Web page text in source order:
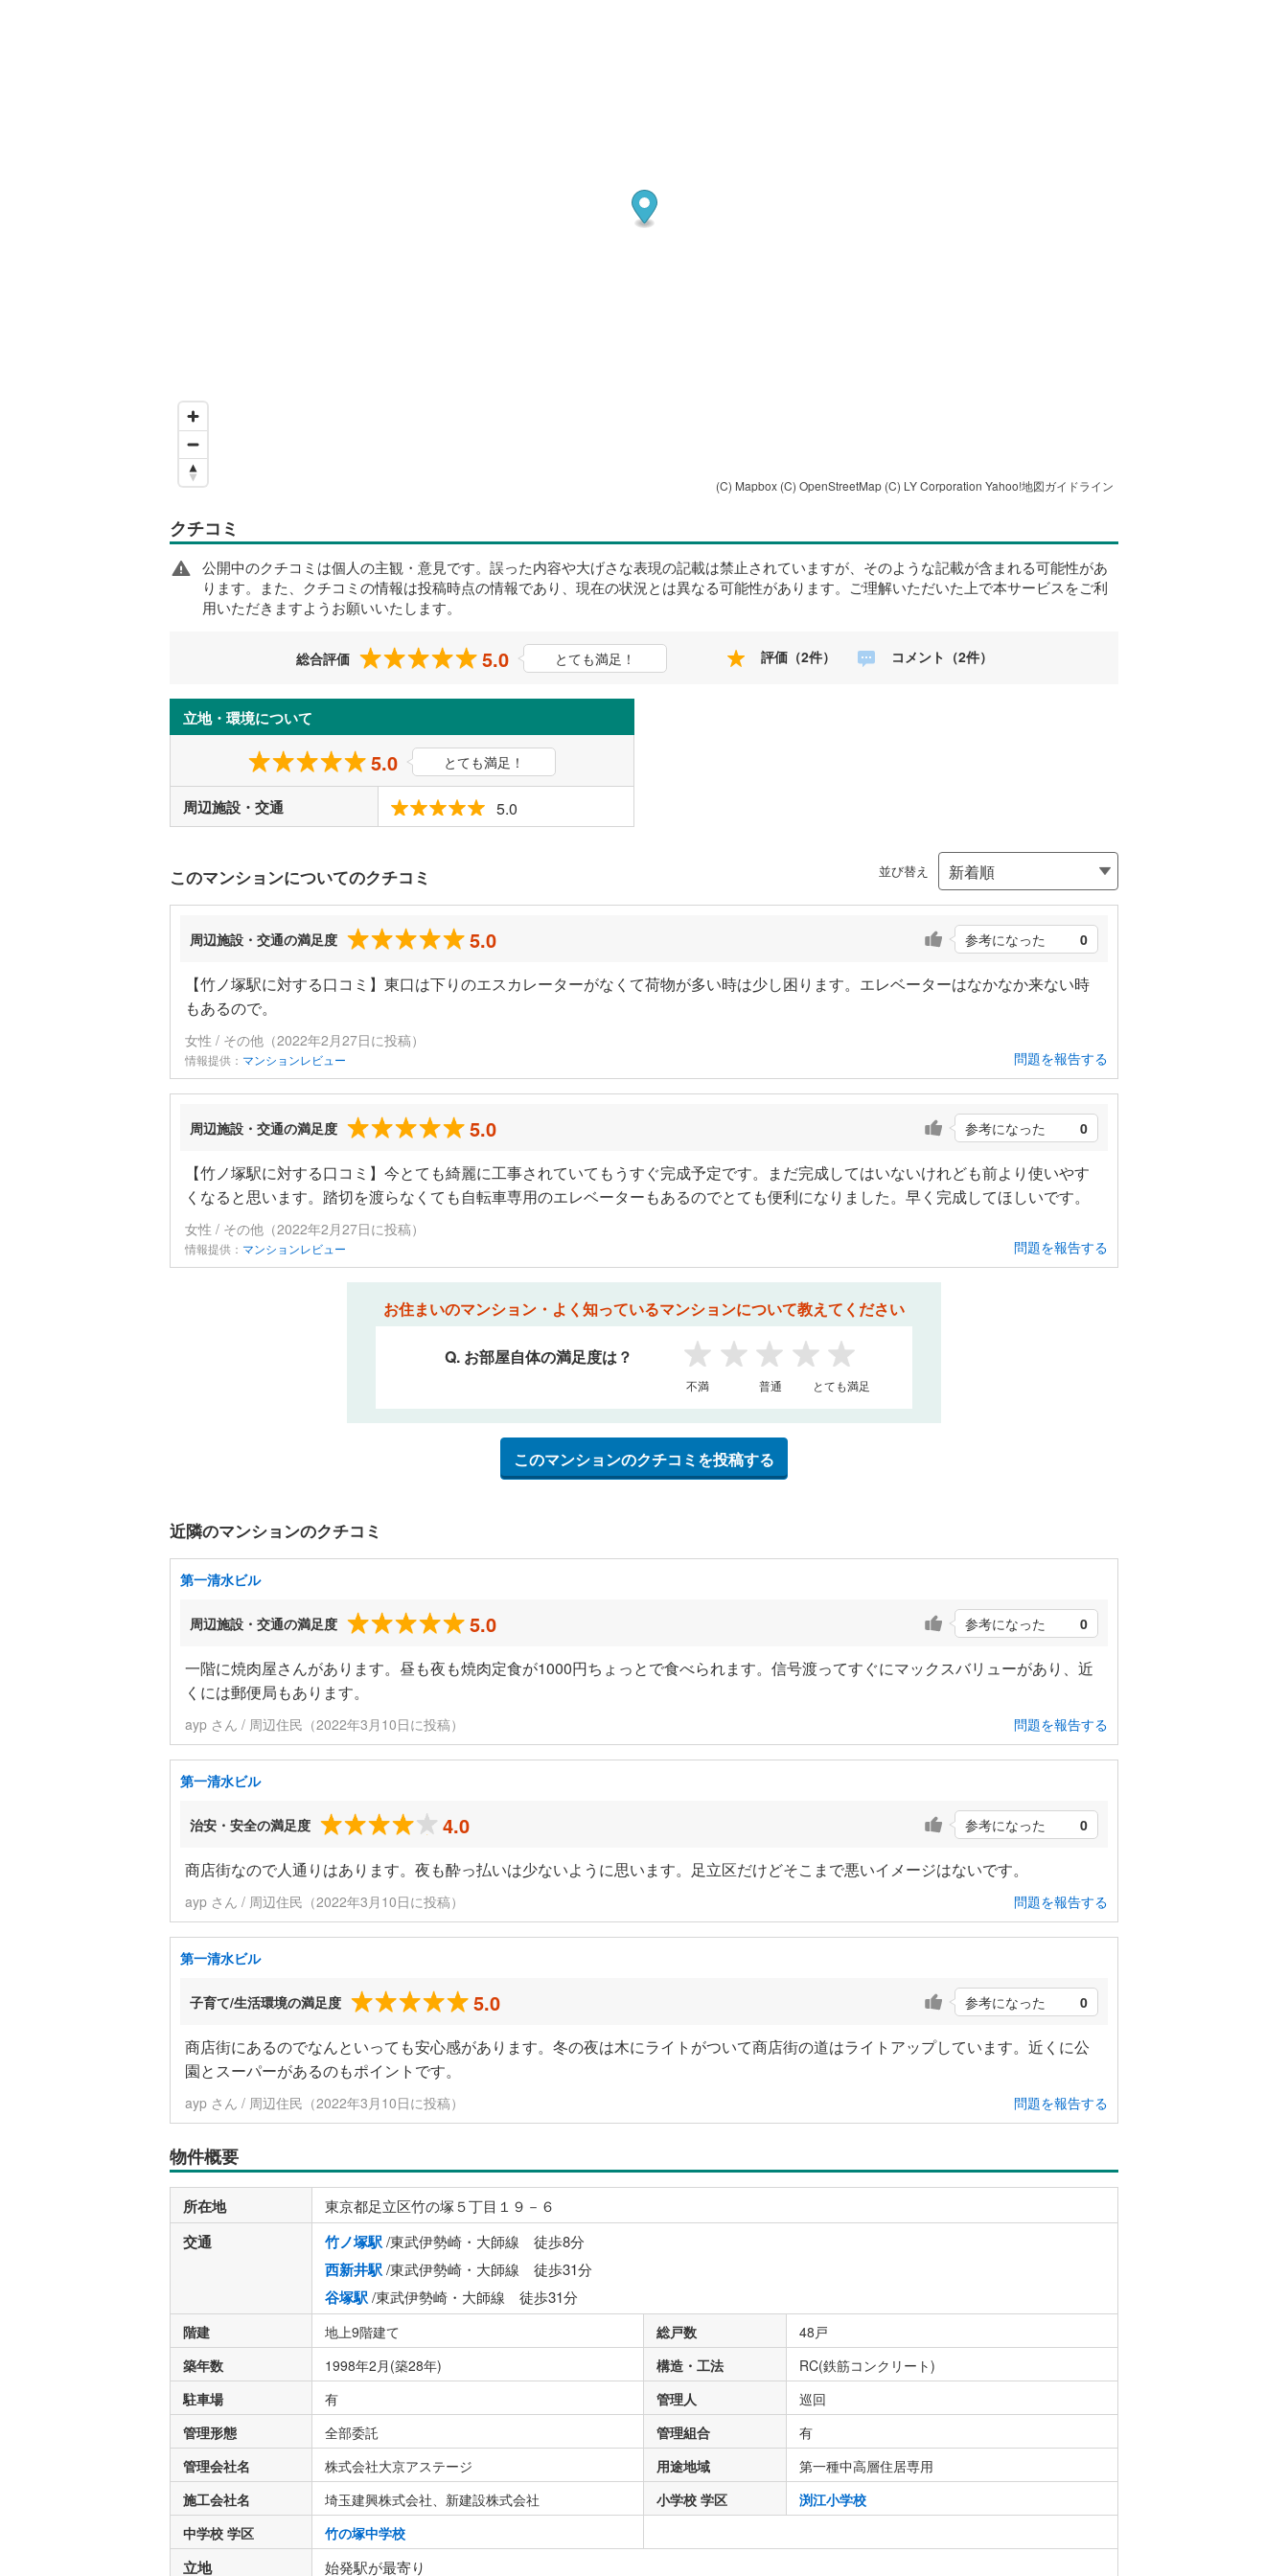
(C) Mapbox (C) OpenStreetMap (C) LY Corporation Yahoo!地図ガイドライン
クチコミ
公開中のクチコミは個人の主観・意見です。誤った内容や大げさな表現の記載は禁止されていますが、そのような記載が含まれる可能性があ
ります。また、クチコミの情報は投稿時点の情報であり、現在の状況とは異なる可能性があります。ご理解いただいた上で本サービスをご利
用いただきますようお願いいたします。
総合評価 5.0 とても満足！ 評価（2件） コメント（2件）
立地・環境について
5.0 とても満足！
周辺施設・交通 5.0
このマンションについてのクチコミ 並び替え
周辺施設・交通の満足度 5.0 参考になった 0
【竹ノ塚駅に対する口コミ】東口は下りのエスカレーターがなくて荷物が多い時は少し困ります。エレベーターはなかなか来ない時
もあるので。
女性 / その他（2022年2月27日に投稿）
情報提供： マンションレビュー 問題を報告する
周辺施設・交通の満足度 5.0 参考になった 0
【竹ノ塚駅に対する口コミ】今とても綺麗に工事されていてもうすぐ完成予定です。まだ完成してはいないけれども前より使いやす
くなると思います。踏切を渡らなくても自転車専用のエレベーターもあるのでとても便利になりました。早く完成してほしいです。
女性 / その他（2022年2月27日に投稿）
情報提供： マンションレビュー 問題を報告する
お住まいのマンション・よく知っているマンションについて教えてください
Q. お部屋自体の満足度は？
1 2 3 4 5
不満 普通 とても満足
このマンションのクチコミを投稿する
近隣のマンションのクチコミ
第一清水ビル
周辺施設・交通の満足度 5.0 参考になった 0
一階に焼肉屋さんがあります。昼も夜も焼肉定食が1000円ちょっとで食べられます。信号渡ってすぐにマックスバリューがあり、近
くには郵便局もあります。
ayp さん / 周辺住民（2022年3月10日に投稿） 問題を報告する
第一清水ビル
治安・安全の満足度 4.0 参考になった 0
商店街なので人通りはあります。夜も酔っ払いは少ないように思います。足立区だけどそこまで悪いイメージはないです。
ayp さん / 周辺住民（2022年3月10日に投稿） 問題を報告する
第一清水ビル
子育て/生活環境の満足度 5.0 参考になった 0
商店街にあるのでなんといっても安心感があります。冬の夜は木にライトがついて商店街の道はライトアップしています。近くに公
園とスーパーがあるのもポイントです。
ayp さん / 周辺住民（2022年3月10日に投稿） 問題を報告する
物件概要
所在地 東京都足立区竹の塚５丁目１９－６
交通 竹ノ塚駅/東武伊勢崎・大師線 徒歩8分
西新井駅/東武伊勢崎・大師線 徒歩31分
谷塚駅/東武伊勢崎・大師線 徒歩31分
階建 地上9階建て 総戸数
48戸
築年数
1998年2月(築28年) 構造・工法
RC(鉄筋コンクリート)
駐車場
有 管理人
巡回
管理形態
全部委託 管理組合
有
管理会社名
株式会社大京アステージ 用途地域
第一種中高層住居専用
施工会社名
埼玉建興株式会社、新建設株式会社 小学校 学区
渕江小学校
中学校 学区
竹の塚中学校
立地 始発駅が最寄り